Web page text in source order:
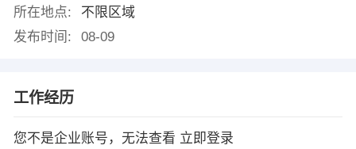
所在地点:
不限区域
发布时间:
08-09
工作经历
您不是企业账号，无法查看 立即登录